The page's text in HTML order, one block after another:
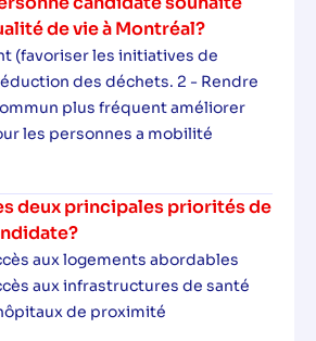
de vie à Montréal?
(favoriser les initiatives de
des déchets. 2 - Rendre
plus fréquent améliorer
les personnes a mobilité
deux principales priorités de
aux logements abordables
aux infrastructures de santé
de proximité